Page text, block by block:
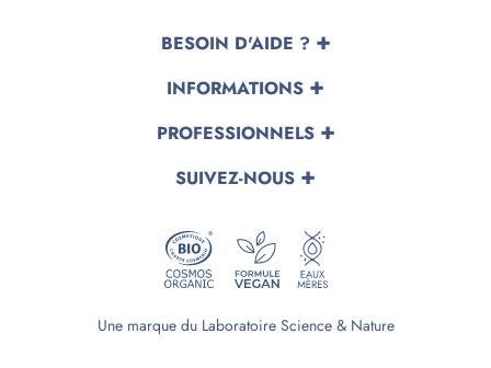
BESOIN D'AIDE ?
INFORMATIONS
PROFESSIONNELS
SUIVEZ-NOUS
Une marque du Laboratoire Science & Nature